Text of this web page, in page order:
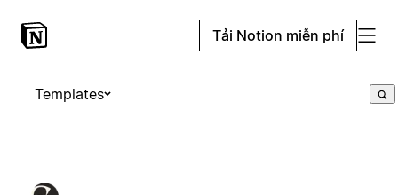
Tải Notion miễn phí
Templates